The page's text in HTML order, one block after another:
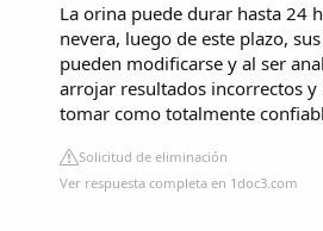
La orina puede durar hasta 24
nevera, luego de este plazo,
pueden modificarse y al ser
arrojar resultados incorrectos y
tomar como totalmente
Solicitud de eliminación
Ver respuesta completa en 1doc3.com